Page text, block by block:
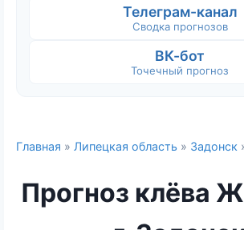
Телеграм-канал
Сводка прогнозов
ВК-бот
Точечный прогноз
Главная » Липецкая область » Задонск
Прогноз клёва